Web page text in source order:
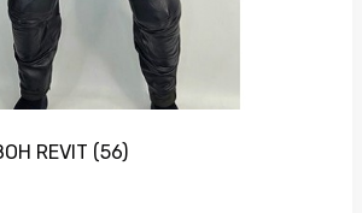
REVIT (56)